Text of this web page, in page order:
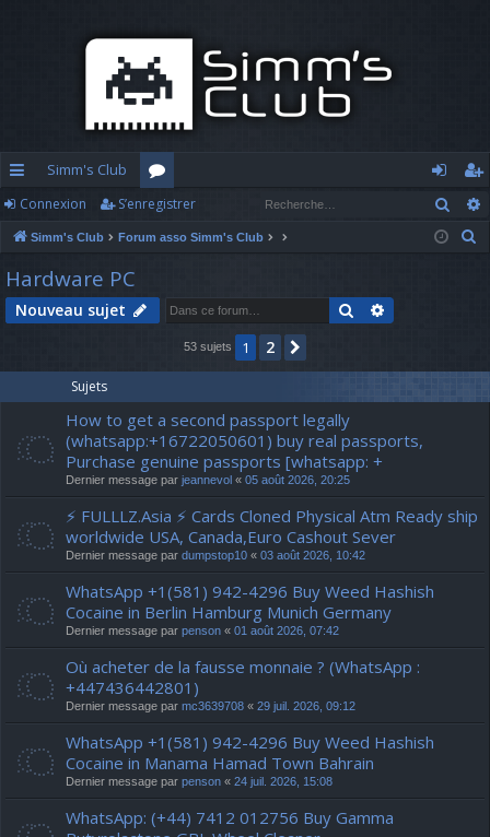
cc
ès
ra
pi
Simm's Club
or
u
o
n
’e
nr
Connexion S’enregistrer
Simm's Club Forum asso Simm's Club
h
Hardware PC
Nouveau sujet Rechercher
53 sujets 1 2
Sujets
How to get a second passport legally
(whatsapp:+16722050601) buy real passports,
Purchase genuine passports [whatsapp: +
Dernier message par jeannevol « 05 août 2026, 20:25
⚡ FULLLZ.Asia ⚡ Cards Cloned Physical Atm Ready ship
worldwide USA, Canada,Euro Cashout Sever
Dernier message par dumpstop10 « 03 août 2026, 10:42
WhatsApp +1(581) 942-4296 Buy Weed Hashish
Cocaine in Berlin Hamburg Munich Germany
Dernier message par penson « 01 août 2026, 07:42
Où acheter de la fausse monnaie ? (WhatsApp :
+447436442801)
Dernier message par mc3639708 « 29 juil. 2026, 09:12
WhatsApp +1(581) 942-4296 Buy Weed Hashish
Cocaine in Manama Hamad Town Bahrain
Dernier message par penson « 24 juil. 2026, 15:08
WhatsApp: (+44) 7412 012756 Buy Gamma